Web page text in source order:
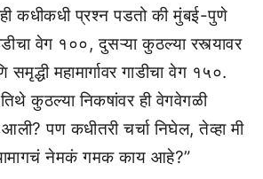
कधीकधी प्रश्न पडतो की मुंबई-पुणे
वेग १००, दुसऱ्या कुठल्या रस्त्यावर
महामार्गावर गाडीचा वेग १५०.
कुठल्या निकषांवर ही वेगवेगळी
आली? पण कधीतरी चर्चा निघेल, तेव्हा मी
नेमकं गमक काय आहे?”